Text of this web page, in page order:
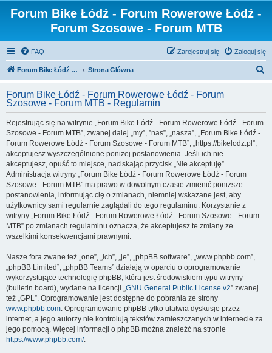
Forum Bike Łódź - Forum Rowerowe Łódź -
Forum Szosowe - Forum MTB
FAQ Zaloguj się
Zarejestruj się
Forum Bike Łódź - Forum Rowerowe Łódź - Forum Szosowe - Forum MTB Strona Główna
k
Forum Bike Łódź - Forum Rowerowe Łódź - Forum
Szosowe - Forum MTB - Regulamin
Rejestrując się na witrynie „Forum Bike Łódź - Forum Rowerowe Łódź - Forum
Szosowe - Forum MTB”, zwanej dalej „my”, ”nas”, „nasza”, „Forum Bike Łódź -
Forum Rowerowe Łódź - Forum Szosowe - Forum MTB”, „https://bikelodz.pl”,
akceptujesz wyszczególnione poniżej postanowienia. Jeśli ich nie
akceptujesz, opuść to miejsce, naciskając przycisk „Nie akceptuję”.
Administracja witryny „Forum Bike Łódź - Forum Rowerowe Łódź - Forum
Szosowe - Forum MTB” ma prawo w dowolnym czasie zmienić poniższe
postanowienia, informując cię o zmianach, niemniej wskazane jest, aby
użytkownicy sami regularnie zaglądali do tego regulaminu. Korzystanie z
witryny „Forum Bike Łódź - Forum Rowerowe Łódź - Forum Szosowe - Forum
MTB” po zmianach regulaminu oznacza, że akceptujesz te zmiany ze
wszelkimi konsekwencjami prawnymi.
Nasze fora zwane też „one”, „ich”, „je”, „phpBB software”, „www.phpbb.com”,
„phpBB Limited”, „phpBB Teams” działają w oparciu o oprogramowanie
wykorzystujące technologię phpBB, która jest środowiskiem typu witryny
(bulletin board), wydane na licencji „GNU General Public License v2” zwanej
też „GPL”. Oprogramowanie jest dostępne do pobrania ze strony
www.phpbb.com. Oprogramowanie phpBB tylko ułatwia dyskusje przez
internet, a jego autorzy nie kontrolują tekstów zamieszczanych w internecie za
jego pomocą. Więcej informacji o phpBB można znaleźć na stronie
https://www.phpbb.com/.